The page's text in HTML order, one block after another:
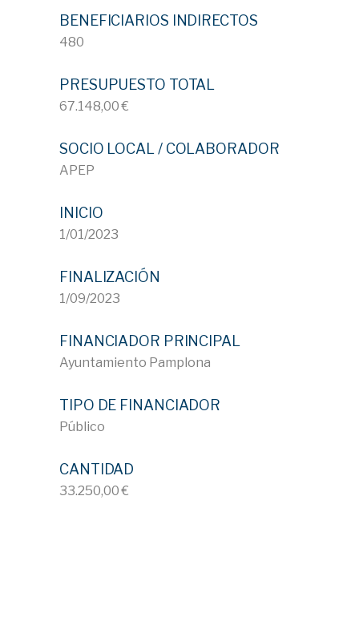
BENEFICIARIOS INDIRECTOS
480
PRESUPUESTO TOTAL
67.148,00 €
SOCIO LOCAL / COLABORADOR
APEP
INICIO
1/01/2023
FINALIZACIÓN
1/09/2023
FINANCIADOR PRINCIPAL
Ayuntamiento Pamplona
TIPO DE FINANCIADOR
Público
CANTIDAD
33.250,00 €